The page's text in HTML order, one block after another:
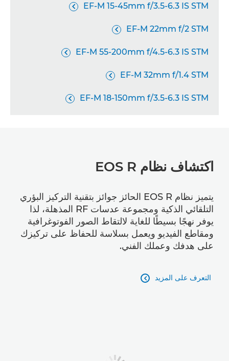
EF-M 15-45mm f/3.5-6.3 IS STM

EF-M 22mm f/2 STM

EF-M 55-200mm f/4.5-6.3 IS STM

EF-M 32mm f/1.4 STM

EF-M 18-150mm f/3.5-6.3 IS STM

اكتشاف نظام EOS R
يتميز نظام EOS R الحائز جوائز بتقنية التركيز البؤري
التلقائي الذكية ومجموعة عدسات RF المذهلة، لذا
يوفر نهجًا بسيطًا للغاية لالتقاط الصور الفوتوغرافية
ومقاطع الفيديو ويعمل بسلاسة للحفاظ على تركيزك
على هدفك وعملك الفني.
التعرف على المزيد 